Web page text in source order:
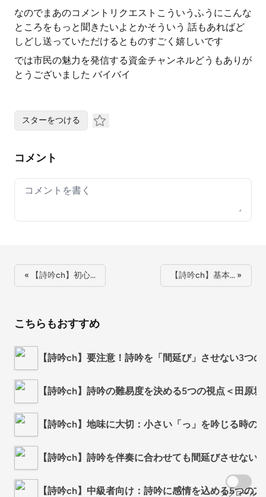
なのでまあのコメントリクエストこういうふうにこんな
ところをもっと聞きたいよとかそういう 話もあればど
しどし送っていただけるとものすごく嬉しいです
では市民の魅力を発信する資金チャンネルどうもありが
とうございました バイバイ
スターをつける
コメント
Your comment
« 【詩吟ch】初心… 【詩吟ch】基本… »
こちらもおすすめ
【詩吟ch】要注意！詩吟を「間延び」させない3つ
【詩吟ch】詩吟の難易度を決める5つの視点＜田原坂
【詩吟ch】地味に大切：小さい「っ」を吟じる時の
【詩吟ch】詩吟を伴奏に合わせても間延びさせない
【詩吟ch】中級者向け：詩吟に感情を込める5つの
スクロール